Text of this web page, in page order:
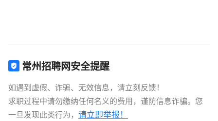
常州招聘网安全提醒
如遇到虚假、诈骗、无效信息，请立刻反馈！
求职过程中请勿缴纳任何名义的费用，谨防信息诈骗。您
一旦发现此类行为， 请立即举报！